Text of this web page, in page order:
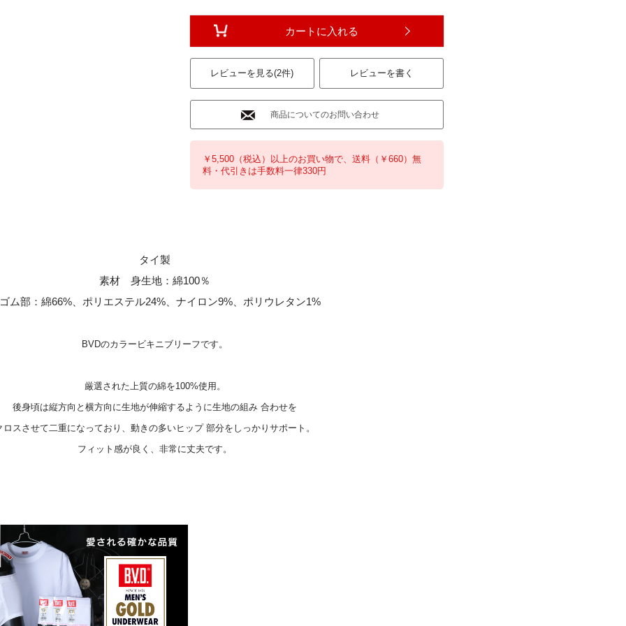
カートに入れる
レビューを見る(2件) レビューを書く
商品についてのお問い合わせ
￥5,500（税込）以上のお買い物で、送料（￥660）無
料・代引きは手数料一律330円
タイ製
素材 身生地：綿100％
ム部：綿66%、ポリエステル24%、ナイロン9%、ポリウレタン1%
BVDのカラービキニブリーフです。
厳選された上質の綿を100%使用。
後身頃は縦方向と横方向に生地が伸縮するように生地の組み 合わせを
ロスさせて二重になっており、動きの多いヒップ 部分をしっかりサポート。
フィット感が良く、非常に丈夫です。